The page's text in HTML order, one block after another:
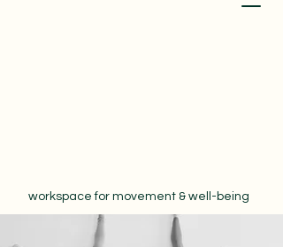
workspace for movement & well-being